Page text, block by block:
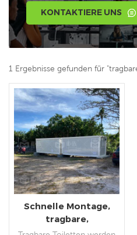
KONTAKTIERE UNS
1 Ergebnisse gefunden für
Schnelle Montage,
tragbare,
vorgefertigte mobile